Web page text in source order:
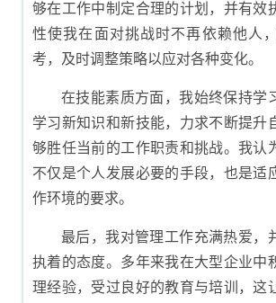
够在工作中制定合理的计划，并有效
性使我在面对挑战时不再依赖他人
考，及时调整策略以应对各种变化。
在技能素质方面，我始终保持学
学习新知识和新技能，力求不断提升
够胜任当前的工作职责和挑战。我认
不仅是个人发展必要的手段，也是适
作环境的要求。
最后，我对管理工作充满热爱，
执着的态度。多年来我在大型企业中
理经验，受过良好的教育与培训，这